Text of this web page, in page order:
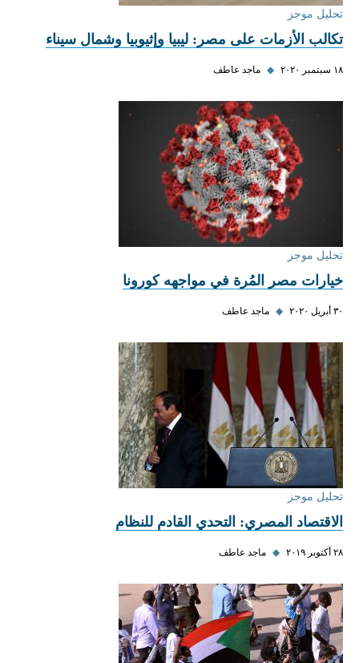
تحليل موجز
تكالب الأزمات على مصر: ليبيا وإثيوبيا وشمال سيناء
١٨ سبتمبر ٢٠٢٠ ◆ ماجد عاطف
تحليل موجز
خيارات مصر المُرة في مواجهه كورونا
٣٠ أبريل ٢٠٢٠ ◆ ماجد عاطف
تحليل موجز
الاقتصاد المصري: التحدي القادم للنظام
٢٨ أكتوبر ٢٠١٩ ◆ ماجد عاطف